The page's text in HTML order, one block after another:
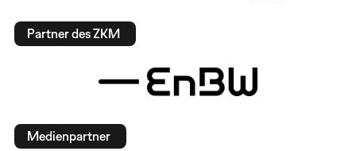
Partner des ZKM
Medienpartner